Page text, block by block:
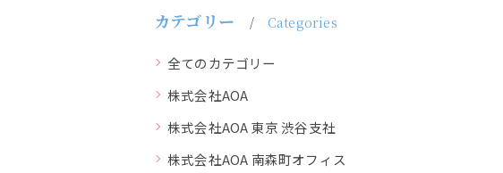
カテゴリー Categories
全てのカテゴリー
株式会社AOA
株式会社AOA 東京 渋谷支社
株式会社AOA 南森町オフィス